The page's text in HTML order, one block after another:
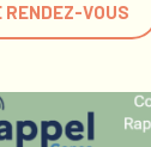
RENDEZ-VOUS